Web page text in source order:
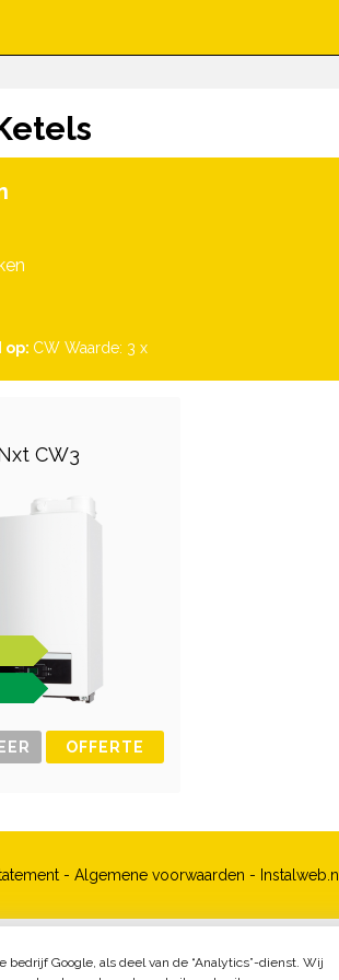
op: CW Waarde: 3 x
CW3
OFFERTE
- Algemene voorwaarden - Instalweb.nl
Google, als deel van de “Analytics”-dienst. Wij